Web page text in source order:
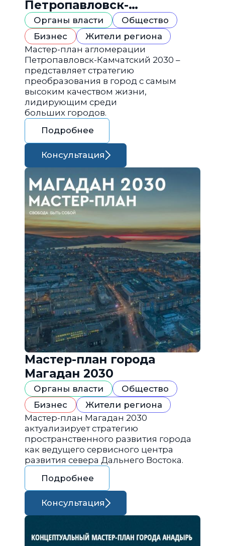
Петропавловск-
Камчатский 2030
Органы власти
Общество
Бизнес
Жители региона
Мастер-план агломерации
Петропавловск-Камчатский 2030 –
представляет стратегию
преобразования в город с самым
высоким качеством жизни,
лидирующим среди
больших городов.
Подробнее
Консультация
Мастер-план города
Магадан 2030
Органы власти
Общество
Бизнес
Жители региона
Мастер-план Магадан 2030
актуализирует стратегию
пространственного развития города
как ведущего сервисного центра
развития севера Дальнего Востока.
Подробнее
Консультация